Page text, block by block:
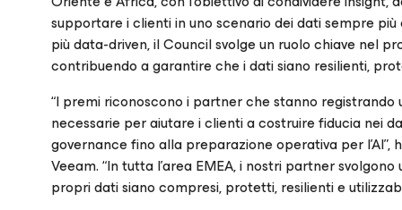
supportare i clienti in uno scenario dei dati sempre più
più data-driven, il Council svolge un ruolo chiave nel
contribuendo a garantire che i dati siano resilienti,
“I premi riconoscono i partner che stanno
necessarie per aiutare i clienti a costruire fiducia nei
governance fino alla preparazione operativa per
Veeam. “In tutta l’area EMEA, i nostri partner
propri dati siano compresi, protetti, resilienti e